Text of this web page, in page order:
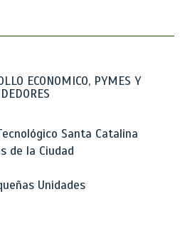
ECONOMICO, PYMES Y
Santa Catalina
de la Ciudad
Unidades